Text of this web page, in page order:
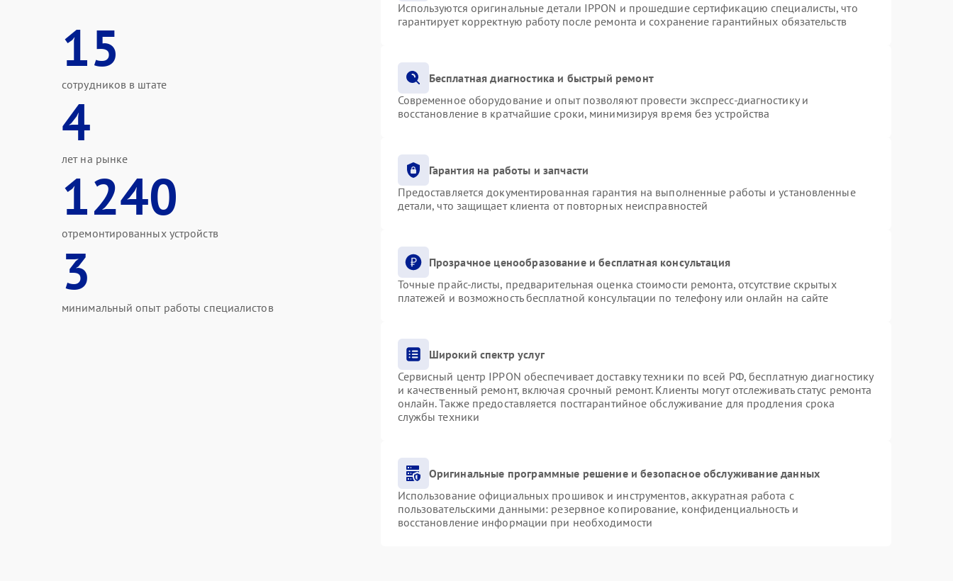
15
сотрудников в штате
4
лет на рынке
1240
отремонтированных устройств
3
минимальный опыт работы специалистов
Используются оригинальные детали IPPON и прошедшие сертификацию специалисты, что
гарантирует корректную работу после ремонта и сохранение гарантийных обязательств
Бесплатная диагностика и быстрый ремонт
Современное оборудование и опыт позволяют провести экспресс-диагностику и
восстановление в кратчайшие сроки, минимизируя время без устройства
Гарантия на работы и запчасти
Предоставляется документированная гарантия на выполненные работы и установленные
детали, что защищает клиента от повторных неисправностей
Прозрачное ценообразование и бесплатная консультация
Точные прайс-листы, предварительная оценка стоимости ремонта, отсутствие скрытых
платежей и возможность бесплатной консультации по телефону или онлайн на сайте
Широкий спектр услуг
Сервисный центр IPPON обеспечивает доставку техники по всей РФ, бесплатную диагностику
и качественный ремонт, включая срочный ремонт. Клиенты могут отслеживать статус ремонта
онлайн. Также предоставляется постгарантийное обслуживание для продления срока
службы техники
Оригинальные программные решение и безопасное обслуживание данных
Использование официальных прошивок и инструментов, аккуратная работа с
пользовательскими данными: резервное копирование, конфиденциальность и
восстановление информации при необходимости